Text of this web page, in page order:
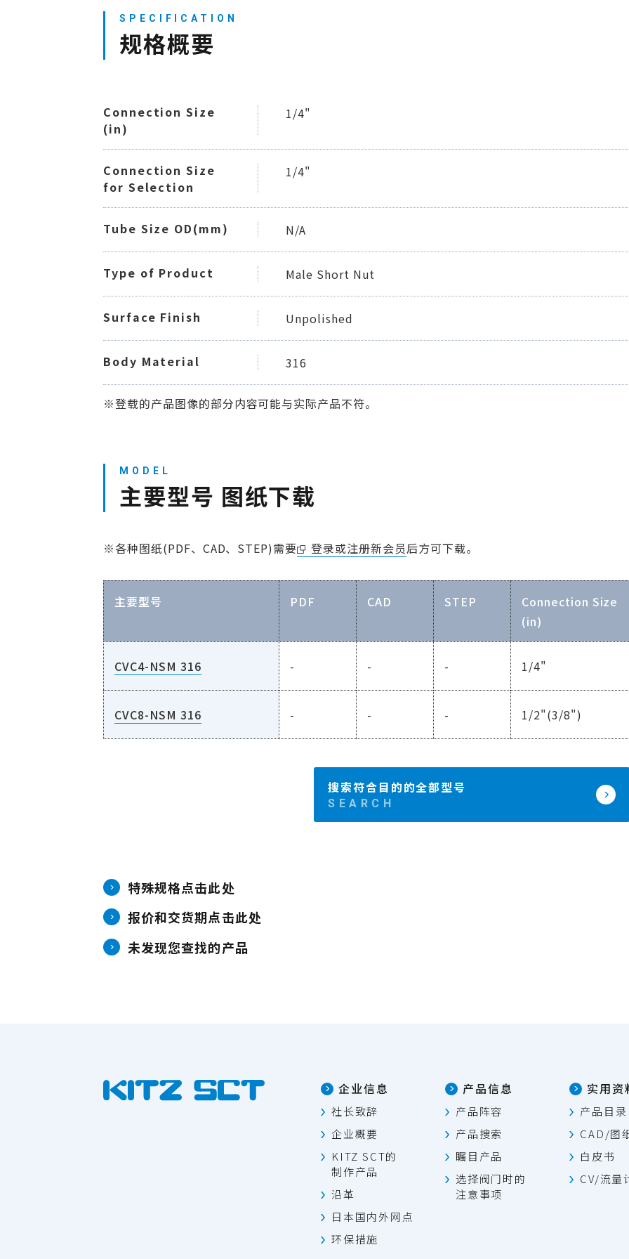
规格概要
Connection Size
(in)
1/4"
Connection Size
for Selection
1/4"
Tube Size OD(mm) N/A
Type of Product Male Short Nut
Surface Finish Unpolished
Body Material 316
※登载的产品图像的部分内容可能与实际产品不符。
主要型号 图纸下载
※各种图纸(PDF、CAD、STEP)需要 登录或注册新会员后方可下载。
主要型号 PDF CAD STEP
Connection Size
(in)
CVC4-NSM 316 - - - 1/4"
CVC8-NSM 316 - - - 1/2"(3/8")
搜索符合目的的全部型号
特殊规格点击此处
报价和交货期点击此处
未发现您查找的产品
企业信息
社长致辞
企业概要
KITZ SCT的
制作产品
沿革
日本国内外网点
环保措施
产品信息
产品阵容
产品搜索
瞩目产品
选择阀门时的
注意事项
实用资
产品目录
CAD/图
白皮书
CV/流量